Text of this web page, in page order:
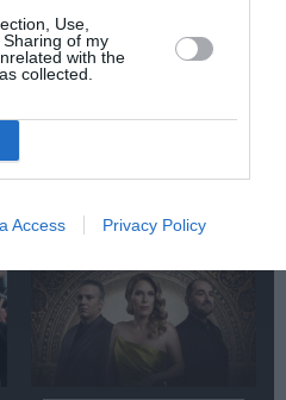
Use,
of my
with the
collected.
Access Privacy Policy
Πειρατής» &
“Beauty and Blue”:
Διπλή παράλληλη
Άρθρα